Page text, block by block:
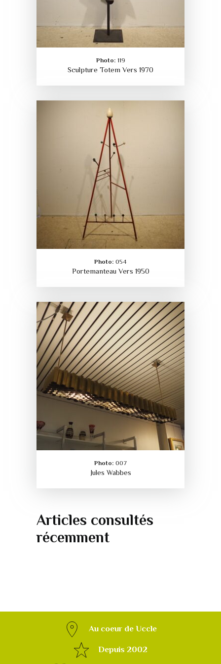
Photo: 119
Sculpture Totem Vers 1970
Photo: 054
Portemanteau Vers 1950
Photo: 007
Jules Wabbes
Articles consultés
récemment
Au coeur de Uccle
Depuis 2002